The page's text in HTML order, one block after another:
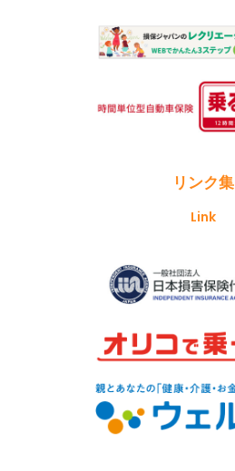
リンク集
Link